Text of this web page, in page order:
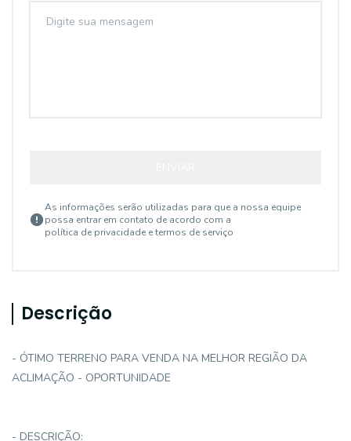
As informações serão utilizadas para que a nossa equipe
possa entrar em contato de acordo com a
política de privacidade e termos de serviço
Descrição
- ÓTIMO TERRENO PARA VENDA NA MELHOR REGIÃO DA
ACLIMAÇÃO - OPORTUNIDADE
- DESCRIÇÃO: